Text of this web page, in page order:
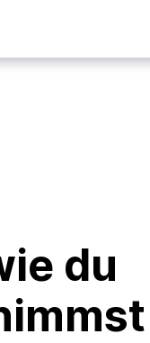
du